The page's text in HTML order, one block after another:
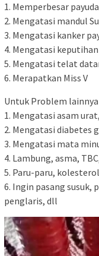
1. Memperbesar
2. Mengatasi mandul
3. Mengatasi kanker
4. Mengatasi
5. Mengatasi telat
6. Merapatkan Miss V
Untuk Problem lainnya
1. Mengatasi asam
2. Mengatasi diabetes
3. Mengatasi mata
4. Lambung, asma,
5. Paru-paru,
6. Ingin pasang susuk,
penglaris, dll